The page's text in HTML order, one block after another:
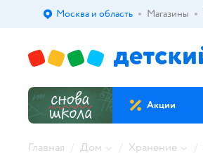
Выбор адреса доставки.
Москва и область Магазины
Акции
Главная Дом Хранение